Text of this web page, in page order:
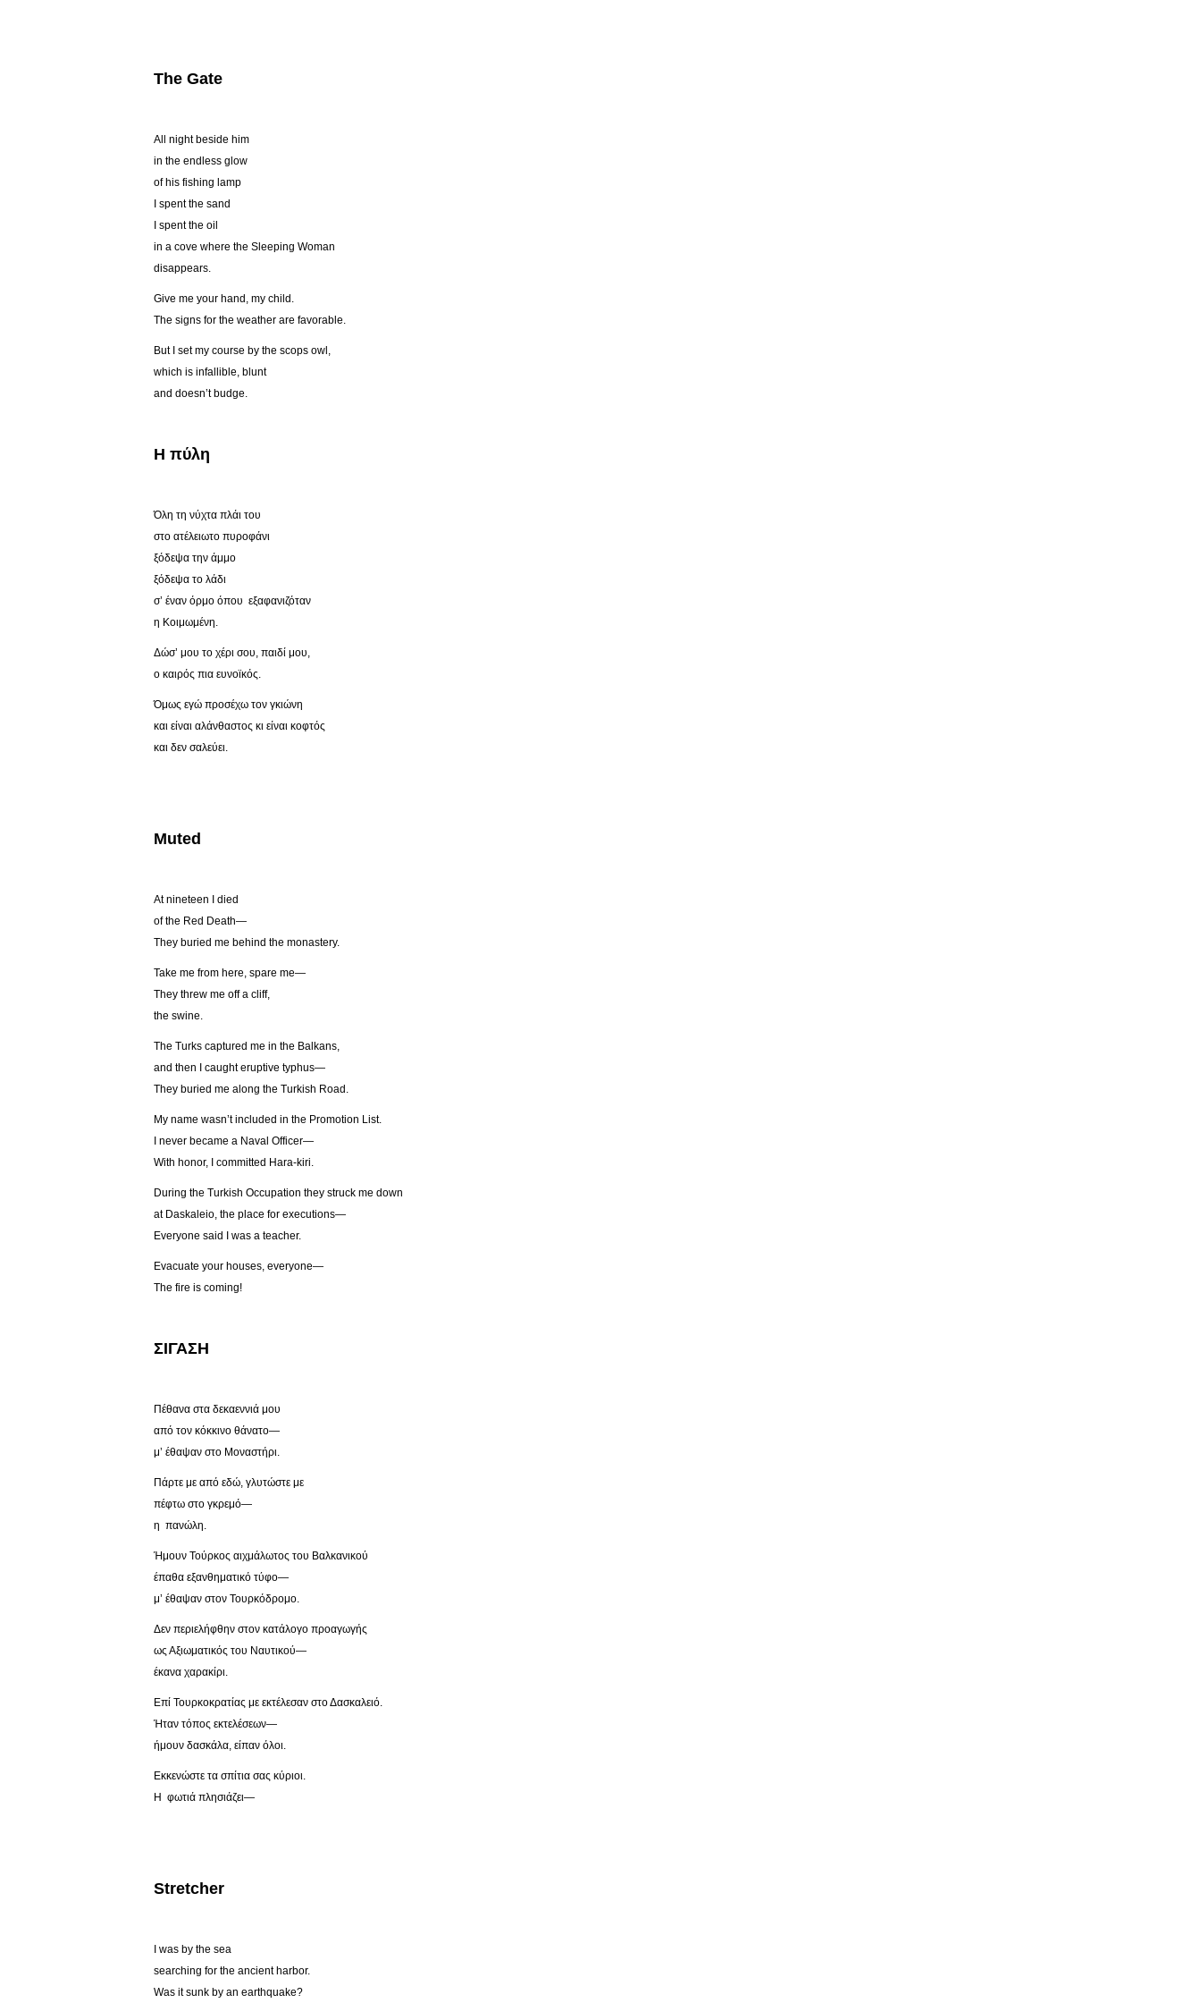
The Gate
All night beside him
in the endless glow
of his fishing lamp
I spent the sand
I spent the oil
in a cove where the Sleeping Woman
disappears.
Give me your hand, my child.
The signs for the weather are favorable.
But I set my course by the scops owl,
which is infallible, blunt
and doesn’t budge.
Η πύλη
Όλη τη νύχτα πλάι του
στο ατέλειωτο πυροφάνι
ξόδεψα την άμμο
ξόδεψα το λάδι
σ’ έναν όρμο όπου εξαφανιζόταν
η Κοιμωμένη.
Δώσ’ μου το χέρι σου, παιδί μου,
ο καιρός πια ευνοϊκός.
Όμως εγώ προσέχω τον γκιώνη
και είναι αλάνθαστος κι είναι κοφτός
και δεν σαλεύει.
Muted
At nineteen I died
of the Red Death—
They buried me behind the monastery.
Take me from here, spare me—
They threw me off a cliff,
the swine.
The Turks captured me in the Balkans,
and then I caught eruptive typhus—
They buried me along the Turkish Road.
My name wasn’t included in the Promotion List.
I never became a Naval Officer—
With honor, I committed Hara-kiri.
During the Turkish Occupation they struck me down
at Daskaleio, the place for executions—
Everyone said I was a teacher.
Evacuate your houses, everyone—
The fire is coming!
ΣΙΓΑΣΗ
Πέθανα στα δεκαεννιά μου
από τον κόκκινο θάνατο—
μ’ έθαψαν στο Μοναστήρι.
Πάρτε με από εδώ, γλυτώστε με
πέφτω στο γκρεμό—
η πανώλη.
Ήμουν Τούρκος αιχμάλωτος του Βαλκανικού
έπαθα εξανθηματικό τύφο—
μ’ έθαψαν στον Τουρκόδρομο.
Δεν περιελήφθην στον κατάλογο προαγωγής
ως Αξιωματικός του Ναυτικού—
έκανα χαρακίρι.
Επί Τουρκοκρατίας με εκτέλεσαν στο Δασκαλειό.
Ήταν τόπος εκτελέσεων—
ήμουν δασκάλα, είπαν όλοι.
Εκκενώστε τα σπίτια σας κύριοι.
Η φωτιά πλησιάζει—
Stretcher
I was by the sea
searching for the ancient harbor.
Was it sunk by an earthquake?